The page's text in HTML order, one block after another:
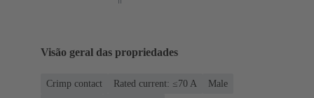
Visão geral das propriedades
Crimp contact Rated current: ≤70 A
Male